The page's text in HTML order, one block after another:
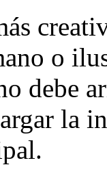
o
debe
la